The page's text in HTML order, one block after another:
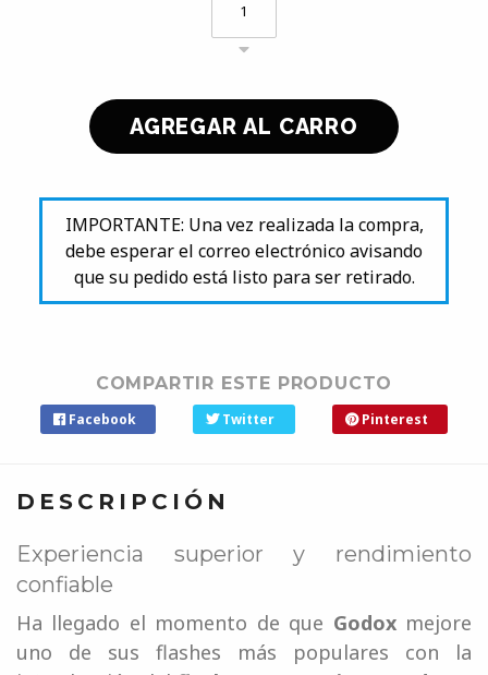
IMPORTANTE: Una vez realizada la compra,
debe esperar el correo electrónico avisando
que su pedido está listo para ser retirado.
COMPARTIR ESTE PRODUCTO
Facebook Twitter Pinterest
DESCRIPCIÓN
Experiencia superior y rendimiento
confiable
Ha llegado el momento de que Godoxmejore
uno de sus flashes más populares con la